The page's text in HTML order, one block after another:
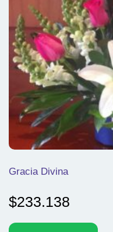
Gracia Divina
$233.138